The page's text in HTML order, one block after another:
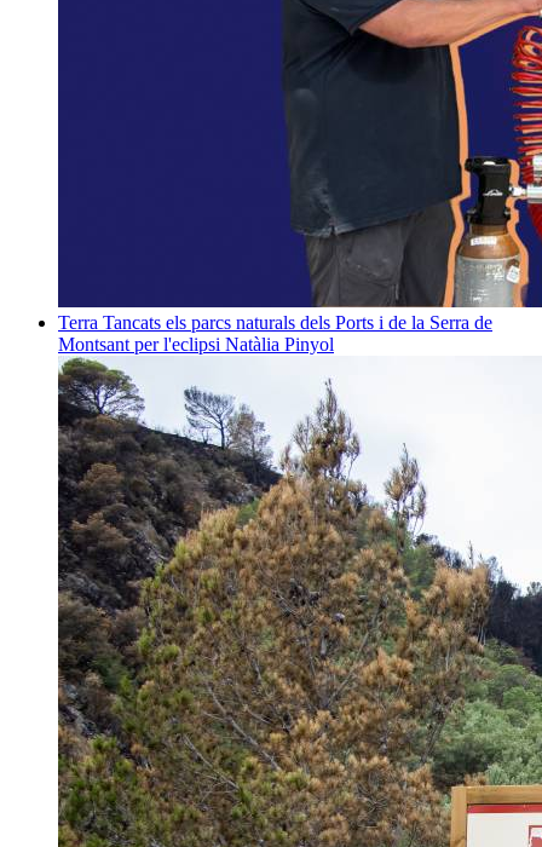
Terra Tancats els parcs naturals dels Ports i de la Serra de
Montsant per l'eclipsi Natàlia Pinyol